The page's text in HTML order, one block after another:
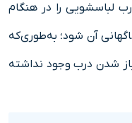
لباسشویی را در هنگام
آن شود؛ به‌طوری‌که
شدن درب وجود نداشته